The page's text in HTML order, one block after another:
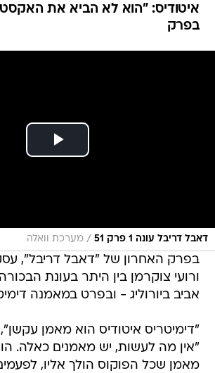
איטודיס: "הוא לא הביא את
בפרק
דאבל דריבל עונה 1 פרק 51 / מערכת וואלה
בפרק האחרון של "דאבל דריבל",
ורועי צוקרמן בין היתר בעונת
אביב ביורוליג - ובפרט במאמנה
"דימיטריס איטודיס הוא מאמן
"אין מה לעשות, יש מאמנים כאלה.
מאמן שכל הפוקוס הולך אליו,